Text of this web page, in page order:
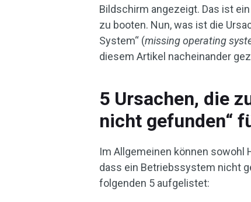
Bildschirm angezeigt. Das ist
zu booten. Nun, was ist die
System“ (missing operating
diesem Artikel nacheinander
5 Ursachen, die
nicht gefunden“
Im Allgemeinen können sowohl
dass ein Betriebssystem nicht
folgenden 5 aufgelistet: